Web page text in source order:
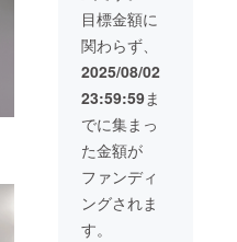
給状
況、製
造工程
上の都
により
出荷時
期が遅
れる場
合がご
ざいま
11
込）] +
[送料：
1,200
円] 一般
販売予
定価
格：
7,678円
（税
込） ※
表示価
格は送
目標金額に
関わらず、
2025/08/02
23:59:59ま
でに集まっ
た金額が
ファンディ
ングされま
す。